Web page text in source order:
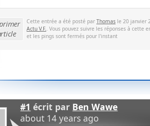
Cette entrée a été posté par Thomas le 20 janvier
Actu V.F. . Vous pouvez suivre les réponses à cette
et les pings sont fermés pour l'instant
#1 écrit par Ben Wawe
about 14 years ago